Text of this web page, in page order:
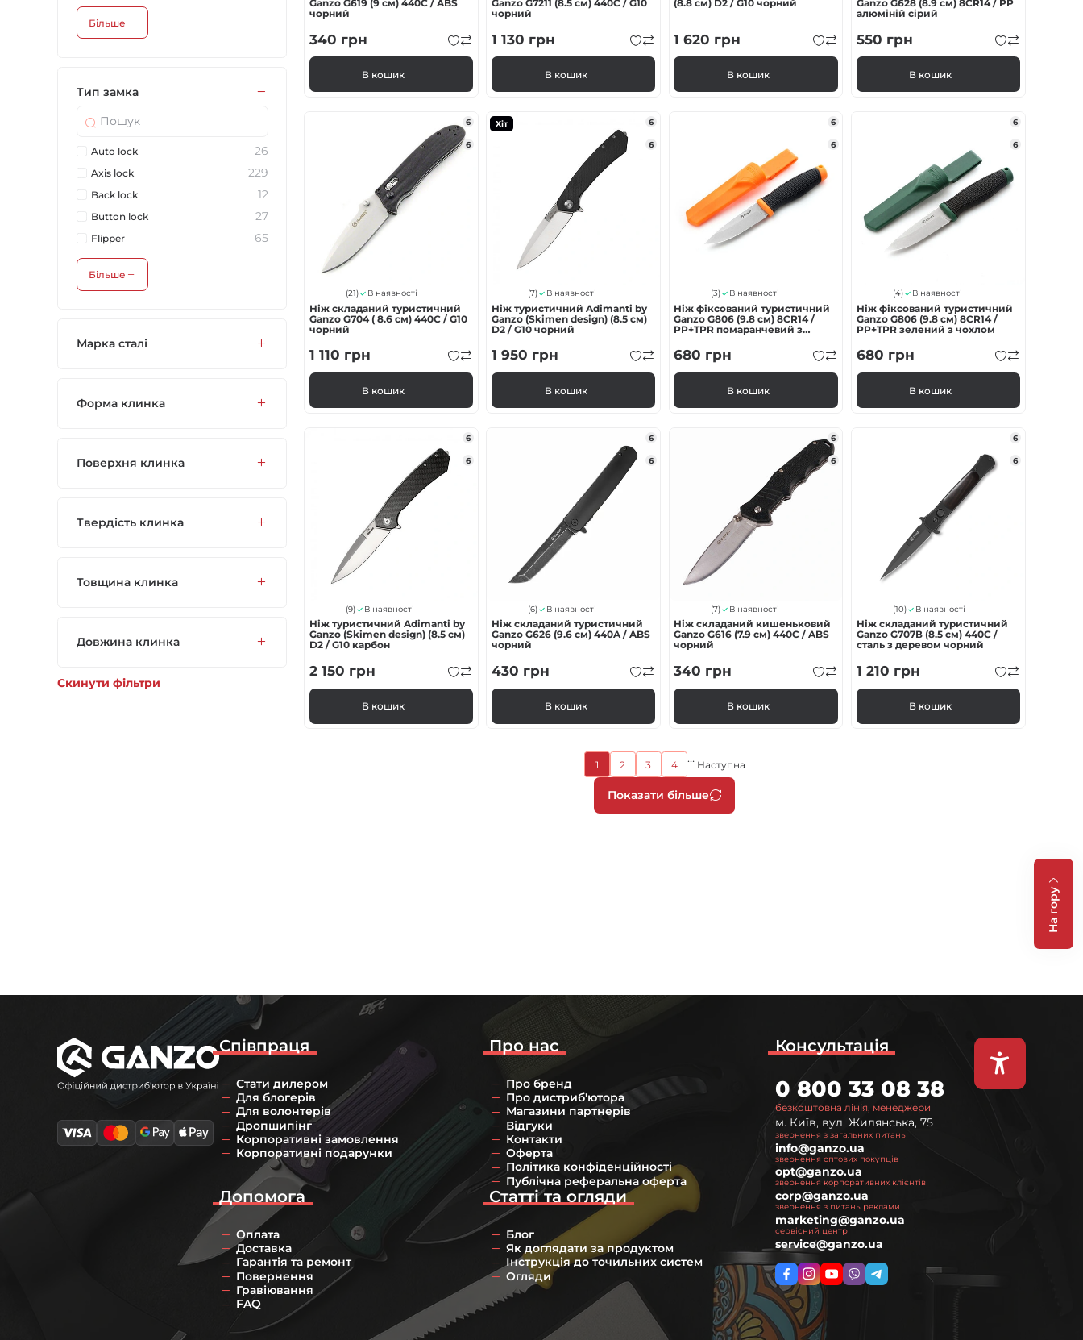
Ganzo G619 (9 см) 440C / ABS
чорний
340 грн
В кошик
Ganzo G7211 (8.5 см) 440C / G10
чорний
1 130 грн
В кошик
(8.8 см) D2 / G10 чорний
1 620 грн
В кошик
Ganzo G628 (8.9 см) 8CR14 / PP
алюміній сірий
550 грн
В кошик
6
6
(21) В наявності
Ніж складаний туристичний
Ganzo G704 ( 8.6 см) 440С / G10
чорний
1 110 грн
В кошик
Хіт 6
6
(7) В наявності
Нiж туристичний Adimanti by
Ganzo (Skimen design) (8.5 см)
D2 / G10 чорний
1 950 грн
В кошик
6
6
(3) В наявності
Ніж фіксований туристичний
Ganzo G806 (9.8 см) 8CR14 /
PP+TPR помаранчевий з
680 грн
В кошик
6
6
(4) В наявності
Ніж фіксований туристичний
Ganzo G806 (9.8 см) 8CR14 /
PP+TPR зелений з чохлом
680 грн
В кошик
6
6
(9) В наявності
Нiж туристичний Adimanti by
Ganzo (Skimen design) (8.5 см)
D2 / G10 карбон
2 150 грн
В кошик
6
6
(6) В наявності
Ніж складаний туристичний
Ganzo G626 (9.6 см) 440A / ABS
чорний
430 грн
В кошик
6
6
(7) В наявності
Ніж складаний кишеньковий
Ganzo G616 (7.9 см) 440C / ABS
чорний
340 грн
В кошик
6
6
(10) В наявності
Ніж складаний туристичний
Ganzo G707В (8.5 см) 440C /
сталь з деревом чорний
1 210 грн
В кошик
Розбивка
на
сторінки
Показати більше
Поточна
сторінка
1
Page
2
Page
3
Page
4 …
Наступна
сторінка
Наступна
Більше
Тип замка
Auto lock 26
Axis lock 229
Back lock 12
Button lock 27
Flipper 65
Більше
Марка сталі
Форма клинка
Поверхня клинка
Твердість клинка
Товщина клинка
Довжина клинка
Скинути фільтри
На гору
Про нас
Про бренд
Про дистриб'ютора
Магазини партнерів
Відгуки
Контакти
Оферта
Політика конфіденційності
Публічна реферальна оферта
Співпраця
Стати дилером
Для блогерів
Для волонтерів
Дропшипінг
Корпоративні замовлення
Корпоративні подарунки
Статті та огляди
Блог
Як доглядати за продуктом
Інструкція до точильних систем
Огляди
Допомога
Оплата
Доставка
Гарантія та ремонт
Повернення
Гравіювання
FAQ
Консультація
безкоштовна лінія, менеджери
0 800 33 08 38
м. Київ, вул. Жилянська, 75
звернення з загальних питань
info@ganzo.ua
звернення оптових покупців
opt@ganzo.ua
звернення корпоративних клієнтів
corp@ganzo.ua
звернення з питань реклами
marketing@ganzo.ua
сервісний центр
service@ganzo.ua